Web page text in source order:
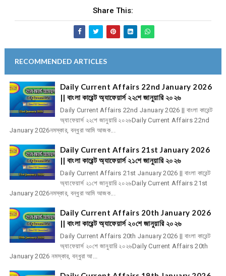
Share This:
RECOMMENDED ARTICLES
Daily Current Affairs 22nd January 2026
|| বাংলা কারেন্ট অ্যাফেয়ার্স ২২শে জানুয়ারি ২০২৬
Daily Current Affairs 22nd January 2026 || বাংলা কারেন্ট
অ্যাফেয়ার্স ২২শে জানুয়ারি ২০২৬Daily Current Affairs 22nd
January 2026নমস্কার, বন্ধুরা আমি আজক...
Daily Current Affairs 21st January 2026
|| বাংলা কারেন্ট অ্যাফেয়ার্স ২১শে জানুয়ারি ২০২৬
Daily Current Affairs 21st January 2026 || বাংলা কারেন্ট
অ্যাফেয়ার্স ২১শে জানুয়ারি ২০২৬Daily Current Affairs 21st
January 2026নমস্কার, বন্ধুরা আমি আজক...
Daily Current Affairs 20th January 2026
|| বাংলা কারেন্ট অ্যাফেয়ার্স ২০শে জানুয়ারি ২০২৬
Daily Current Affairs 20th January 2026 || বাংলা কারেন্ট
অ্যাফেয়ার্স ২০শে জানুয়ারি ২০২৬Daily Current Affairs 20th
January 2026 নমস্কার, বন্ধুরা আ...